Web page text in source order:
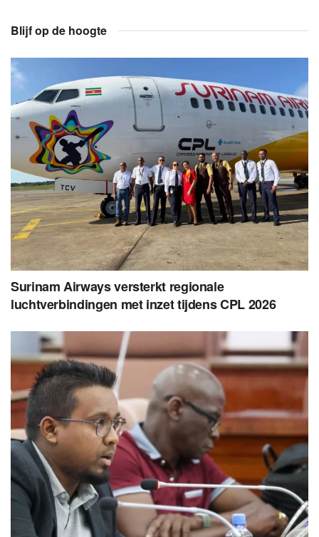
Blijf op de hoogte
Surinam Airways versterkt regionale
luchtverbindingen met inzet tijdens CPL 2026